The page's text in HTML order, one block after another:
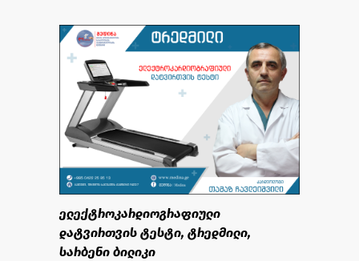
ელექტროკარდიოგრაფიული
დატვირთვის ტესტი, ტრედმილი,
სარბენი ბილიკი